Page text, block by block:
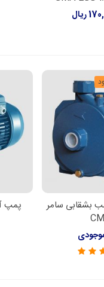
ریال
بشقابی سامر